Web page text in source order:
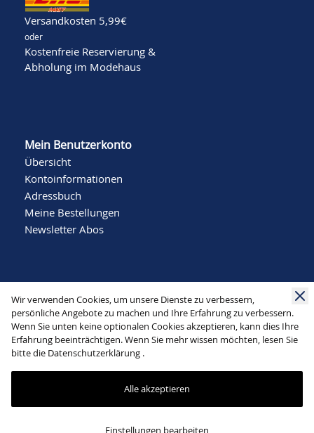
Wir verwenden Cookies, um unsere Dienste zu verbessern,
persönliche Angebote zu machen und Ihre Erfahrung zu verbessern.
Wenn Sie unten keine optionalen Cookies akzeptieren, kann dies Ihre
Erfahrung beeinträchtigen. Wenn Sie mehr wissen möchten, lesen Sie
bitte die Datenschutzerklärung .
Alle akzeptieren
Einstellungen bearbeiten
Versandkosten 5,99€
oder
Kostenfreie Reservierung &
Abholung im Modehaus
Mein Benutzerkonto
Übersicht
Kontoinformationen
Adressbuch
Meine Bestellungen
Newsletter Abos
Social Media
Mode Schlichting | Bergstraße 22 | 32791 Lage |